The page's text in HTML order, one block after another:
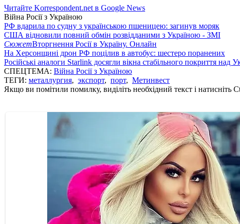
Читайте Korrespondent.net в Google News
Війна Росії з Україною
РФ вдарила по судну з українською пшеницею: загинув моряк
США відновили повний обмін розвідданими з Україною - ЗМІ
СюжетВторгнення Росії в Україну. Онлайн
На Херсонщині дрон РФ поцілив в автобус: шестеро поранених
Російські аналоги Starlink досягли вікна стабільного покриття над
СПЕЦТЕМА: Війна Росії з Україною
ТЕГИ: металлургия, экспорт, порт, Метинвест
Якщо ви помітили помилку, виділіть необхідний текст і